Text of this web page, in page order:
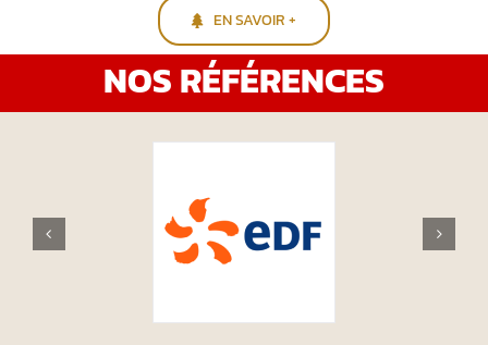
EN SAVOIR +
NOS RÉFÉRENCES